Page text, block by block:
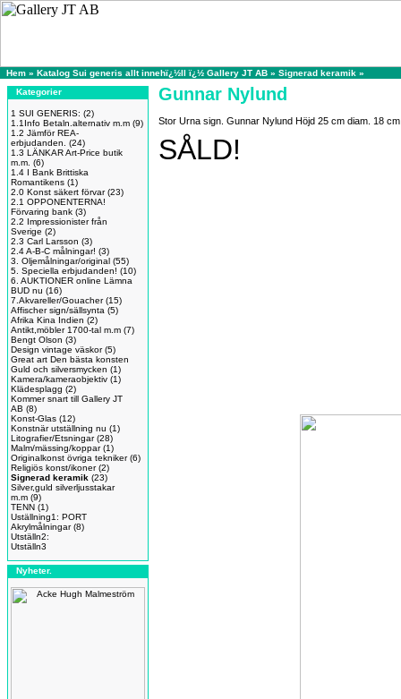
Hem » Katalog Sui generis allt innehï¿½ll ï¿½ Gallery JT AB » Signerad keramik »
Kategorier
1 SUI GENERIS: (2)
1.1Info Betaln.alternativ m.m (9)
1.2 Jämför REA-
erbjudanden.
(24)
1.3 LÄNKAR Art-Price butik
m.m. (6)
1.4 I Bank Brittiska
Romantikens (1)
2.0 Konst säkert förvar(23)
2.1 OPPONENTERNA!
Förvaring bank (3)
2.2 Impressionister från
Sverige (2)
2.3 Carl Larsson (3)
2.4 A-B-C målningar! (3)
3. Oljemålningar/original (55)
5. Speciella erbjudanden! (10)
6. AUKTIONER online Lämna
BUD nu (16)
7.Akvareller/Gouacher(15)
Affischer sign/sällsynta (5)
Afrika Kina Indien (2)
Antikt,möbler 1700-tal m.m (7)
Bengt Olson (3)
Design vintage väskor(5)
Great art Den bästa konsten
Guld och silversmycken (1)
Kamera/kameraobjektiv (1)
Klädesplagg (2)
Kommer snart till Gallery JT
AB (8)
Konst-Glas (12)
Konstnär utställning nu (1)
Litografier/Etsningar(28)
Malm/mässing/koppar(1)
Originalkonst övriga tekniker(6)
Religiös konst/ikoner(2)
Signerad keramik (23)
Silver,guld silverljusstakar
m.m (9)
TENN (1)
Uställning1: PORT
Akrylmålningar(8)
Utställn2:
Utställn3
Nyheter.
Gunnar Nylund
Stor Urna sign. Gunnar Nylund Höjd 25 cm diam. 18
SÅLD!